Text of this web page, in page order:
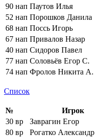
90 нап Паутов Илья
52 нап Порошков Данила
68 нап Поссь Игорь
67 нап Привалов Назар
40 нап Сидоров Павел
77 нап Соловьёв Егор С.
74 нап Фролов Никита А.
Список
№
Игрок
30 вр
Заврагин Егор
80 вр
Рогатко Александр